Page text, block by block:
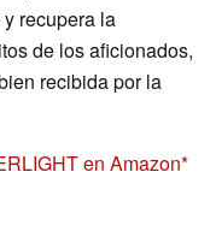
recupera la
de los aficionados,
recibida por la
en Amazon